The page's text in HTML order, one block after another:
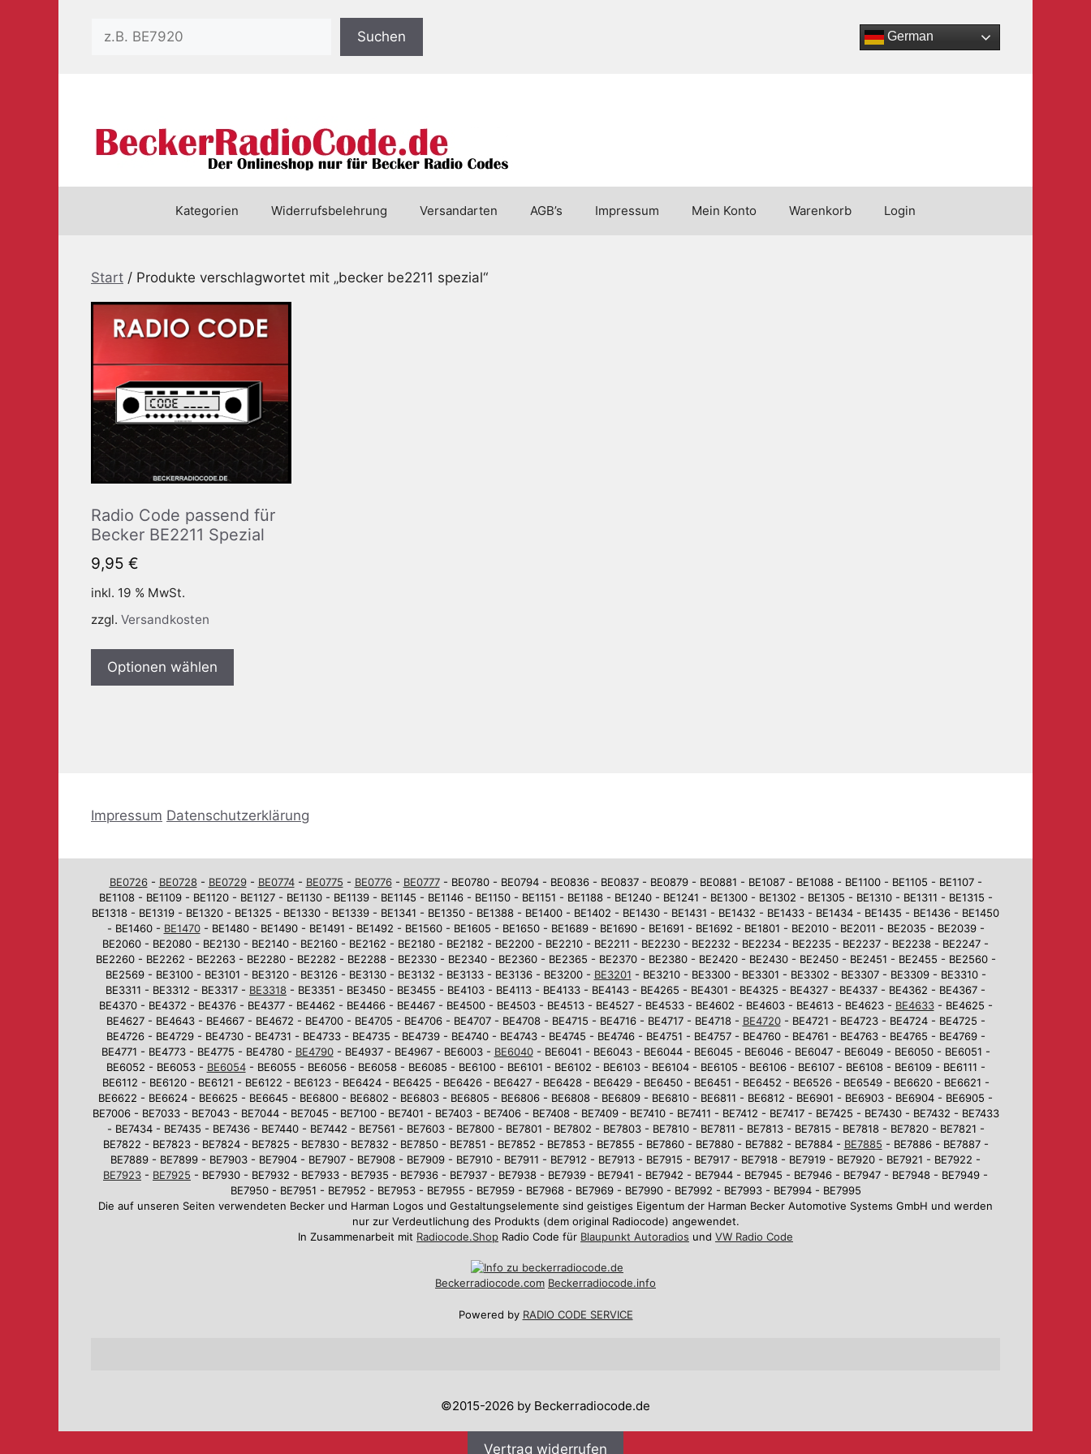
German
Suchen
Kategorien Widerrufsbelehrung Versandarten AGB’s Impressum Mein Konto Warenkorb Login
Start / Produkte verschlagwortet mit „becker be2211 spezial“
Radio Code passend für
Becker BE2211 Spezial
9,95 €
inkl. 19 % MwSt.
zzgl. Versandkosten
Optionen wählen
Impressum Datenschutzerklärung
BE0726- BE0728- BE0729- BE0774- BE0775 - BE0776- BE0777- BE0780 - BE0794 - BE0836 - BE0837 - BE0879 - BE0881 - BE1087 - BE1088 - BE1100 - BE1105 - BE1107 -
BE1108 - BE1109 - BE1120 - BE1127 - BE1130 - BE1139 - BE1145 - BE1146 - BE1150 - BE1151 - BE1188 - BE1240 - BE1241 - BE1300 - BE1302 - BE1305 - BE1310 - BE1311 - BE1315 -
BE1318 - BE1319 - BE1320 - BE1325 - BE1330 - BE1339 - BE1341 - BE1350 - BE1388 - BE1400 - BE1402 - BE1430 - BE1431 - BE1432 - BE1433 - BE1434 - BE1435 - BE1436 - BE1450
- BE1460 - BE1470- BE1480 - BE1490 - BE1491 - BE1492 - BE1560 - BE1605 - BE1650 - BE1689 - BE1690 - BE1691 - BE1692 - BE1801 - BE2010 - BE2011 - BE2035 - BE2039 -
BE2060 - BE2080 - BE2130 - BE2140 - BE2160 - BE2162 - BE2180 - BE2182 - BE2200 - BE2210 - BE2211 - BE2230 - BE2232 - BE2234 - BE2235 - BE2237 - BE2238 - BE2247 -
BE2260 - BE2262 - BE2263 - BE2280 - BE2282 - BE2288 - BE2330 - BE2340 - BE2360 - BE2365 - BE2370 - BE2380 - BE2420 - BE2430 - BE2450 - BE2451 - BE2455 - BE2560 -
BE2569 - BE3100 - BE3101 - BE3120 - BE3126 - BE3130 - BE3132 - BE3133 - BE3136 - BE3200 - BE3201 - BE3210 - BE3300 - BE3301 - BE3302 - BE3307 - BE3309 - BE3310 -
BE3311 - BE3312 - BE3317 - BE3318 - BE3351 - BE3450 - BE3455 - BE4103 - BE4113 - BE4133 - BE4143 - BE4265 - BE4301 - BE4325 - BE4327 - BE4337 - BE4362 - BE4367 -
BE4370 - BE4372 - BE4376 - BE4377 - BE4462 - BE4466 - BE4467 - BE4500 - BE4503 - BE4513 - BE4527 - BE4533 - BE4602 - BE4603 - BE4613 - BE4623 - BE4633- BE4625 -
BE4627 - BE4643 - BE4667 - BE4672 - BE4700 - BE4705 - BE4706 - BE4707 - BE4708 - BE4715 - BE4716 - BE4717 - BE4718 - BE4720- BE4721 - BE4723 - BE4724 - BE4725 -
BE4726 - BE4729 - BE4730 - BE4731 - BE4733 - BE4735 - BE4739 - BE4740 - BE4743 - BE4745 - BE4746 - BE4751 - BE4757 - BE4760 - BE4761 - BE4763 - BE4765 - BE4769 -
BE4771 - BE4773 - BE4775 - BE4780 - BE4790- BE4937 - BE4967 - BE6003 - BE6040- BE6041 - BE6043 - BE6044 - BE6045 - BE6046 - BE6047 - BE6049 - BE6050 - BE6051 -
BE6052 - BE6053 - BE6054- BE6055 - BE6056 - BE6058 - BE6085 - BE6100 - BE6101 - BE6102 - BE6103 - BE6104 - BE6105 - BE6106 - BE6107 - BE6108 - BE6109 - BE6111 -
BE6112 - BE6120 - BE6121 - BE6122 - BE6123 - BE6424 - BE6425 - BE6426 - BE6427 - BE6428 - BE6429 - BE6450 - BE6451 - BE6452 - BE6526 - BE6549 - BE6620 - BE6621 -
BE6622 - BE6624 - BE6625 - BE6645 - BE6800 - BE6802 - BE6803 - BE6805 - BE6806 - BE6808 - BE6809 - BE6810 - BE6811 - BE6812 - BE6901 - BE6903 - BE6904 - BE6905 -
BE7006 - BE7033 - BE7043 - BE7044 - BE7045 - BE7100 - BE7401 - BE7403 - BE7406 - BE7408 - BE7409 - BE7410 - BE7411 - BE7412 - BE7417 - BE7425 - BE7430 - BE7432 - BE7433
- BE7434 - BE7435 - BE7436 - BE7440 - BE7442 - BE7561 - BE7603 - BE7800 - BE7801 - BE7802 - BE7803 - BE7810 - BE7811 - BE7813 - BE7815 - BE7818 - BE7820 - BE7821 -
BE7822 - BE7823 - BE7824 - BE7825 - BE7830 - BE7832 - BE7850 - BE7851 - BE7852 - BE7853 - BE7855 - BE7860 - BE7880 - BE7882 - BE7884 - BE7885 - BE7886 - BE7887 -
BE7889 - BE7899 - BE7903 - BE7904 - BE7907 - BE7908 - BE7909 - BE7910 - BE7911 - BE7912 - BE7913 - BE7915 - BE7917 - BE7918 - BE7919 - BE7920 - BE7921 - BE7922 -
BE7923 - BE7925 - BE7930 - BE7932 - BE7933 - BE7935 - BE7936 - BE7937 - BE7938 - BE7939 - BE7941 - BE7942 - BE7944 - BE7945 - BE7946 - BE7947 - BE7948 - BE7949 -
BE7950 - BE7951 - BE7952 - BE7953 - BE7955 - BE7959 - BE7968 - BE7969 - BE7990 - BE7992 - BE7993 - BE7994 - BE7995
Die auf unseren Seiten verwendeten Becker und Harman Logos und Gestaltungselemente sind geistiges Eigentum der Harman Becker Automotive Systems GmbH und werden
nur zur Verdeutlichung des Produkts (dem original Radiocode) angewendet.
In Zusammenarbeit mit Radiocode.Shop Radio Code für Blaupunkt Autoradios und VW Radio Code
Beckerradiocode.com Beckerradiocode.info
Powered by RADIO CODE SERVICE
©2015-2026 by Beckerradiocode.de
Vertrag widerrufen